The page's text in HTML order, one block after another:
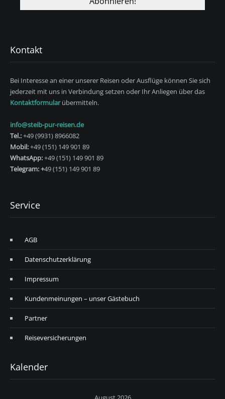
Kontakt
Bei Interesse an einer unserer Reisen oder Ausflüge können Sie sich
jederzeit mit uns in Verbindung setzen oder Ihr Anliegen über das
Kontaktformularübermitteln.
info@steib-pur-reisen.de
Tel.:+49 (9931) 8966082
Mobil:+49 (151) 149 901 89
WhatsApp:+49 (151) 149 901 89
Telegram: +49 (151) 149 901 89
Service
AGB
Datenschutzerklärung
Impressum
Kundenmeinungen – unser Gästebuch
Partner
Reiseversicherungen
Kalender